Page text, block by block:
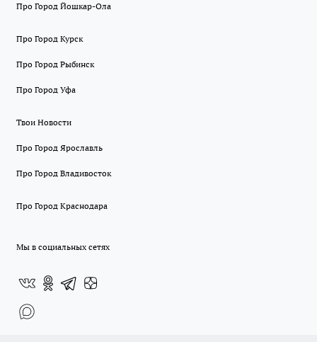
Про Город Йошкар-Ола
Про Город Курск
Про Город Рыбинск
Про Город Уфа
Твои Новости
Про Город Ярославль
Про Город Владивосток
Про Город Краснодара
Мы в социальных сетях